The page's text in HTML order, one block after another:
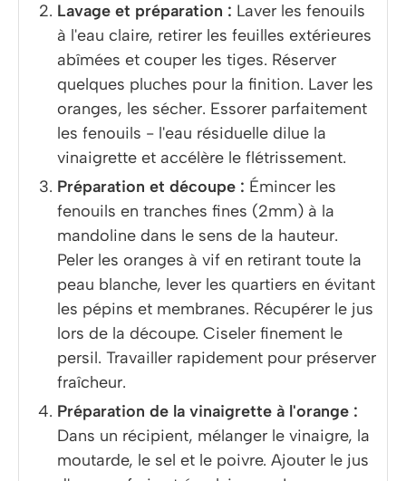
Lavage et préparation : Laver les fenouils
à l'eau claire, retirer les feuilles extérieures
abîmées et couper les tiges. Réserver
quelques pluches pour la finition. Laver les
oranges, les sécher. Essorer parfaitement
les fenouils - l'eau résiduelle dilue la
vinaigrette et accélère le flétrissement.
Préparation et découpe : Émincer les
fenouils en tranches fines (2mm) à la
mandoline dans le sens de la hauteur.
Peler les oranges à vif en retirant toute la
peau blanche, lever les quartiers en évitant
les pépins et membranes. Récupérer le jus
lors de la découpe. Ciseler finement le
persil. Travailler rapidement pour préserver
fraîcheur.
Préparation de la vinaigrette à l'orange :
Dans un récipient, mélanger le vinaigre, la
moutarde, le sel et le poivre. Ajouter le jus